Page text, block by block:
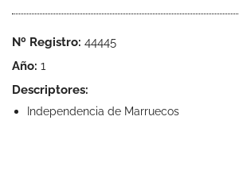
Nº Registro: 44445
Año: 1
Descriptores:
Independencia de Marruecos